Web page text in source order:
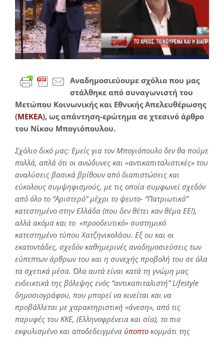
Αναδημοσιεύουμε σχόλιο που μας
στάλθηκε από συναγωνιστή του
Μετώπου Κοινωνικής και Εθνικής Απελευθέρωσης
(ΜΕΚΕΑ), ως απάντηση-ερώτημα σε χτεσινό άρθρο
του Νίκου Μπογιόπουλου.
Σχόλιο δικό μας: Εμείς για τον Μπογιόπουλο δεν θα πούμε
πολλά, απλά ότι οι ανώδυνες και «αντικαπιταλιστικές» του
αναλύσεις βασικά βρίθουν από διαπιστώσεις και
εύκολους συμψηφισμούς, με τις οποία συμφωνεί σχεδόν
από όλο το “Αριστερό” μέχρι το ψευτο- “Πατριωτικό”
κατεστημένο στην Ελλάδα (που δεν θέτει καν θέμα ΕΕ!),
αλλά ακόμα και το «προοδευτικό» συστημικό
κατεστημένο τύπου Χατζηνικολάου. Εξ ου και οι
εκατοντάδες, σχεδόν καθημερινές αναδημοσιεύσεις των
εύπεπτων άρθρων του και η συνεχής προβολή του σε όλα
τα σχετικά μέσα. Όλα αυτά είναι κατά τη γνώμη μας
ενδεικτικά της βόλεψης ενός “αντικαπιταλιστή” Lifestyle
δημοσιογράφου, που μπορεί να κινείται και να
προβάλλεται με χαρακτηριστική «άνεση», από τις
παρυφές του ΚΚΕ, (Ελληνοφρένεια και σία), το πιο
εκφυλισμένο και αποδεδειγμένα ύποπτο κομμάτι της